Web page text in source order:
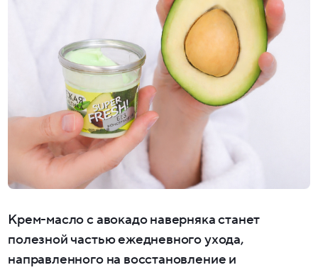
Крем-масло с авокадо наверняка станет
полезной частью ежедневного ухода,
направленного на восстановление и